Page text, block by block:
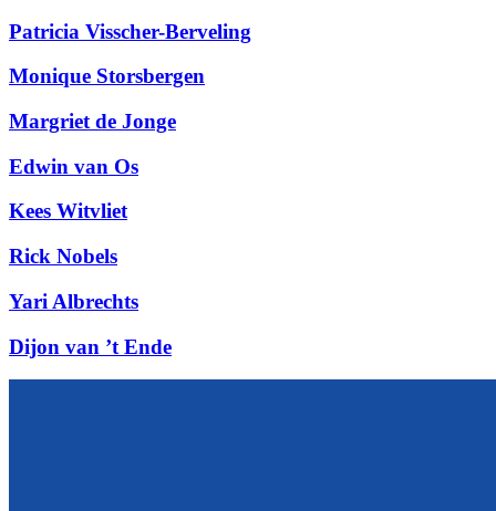
Patricia Visscher-Berveling
Monique Storsbergen
Margriet de Jonge
Edwin van Os
Kees Witvliet
Rick Nobels
Yari Albrechts
Dijon van ’t Ende